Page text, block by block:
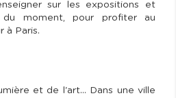
sur les expositions et
du moment, pour profiter au
à Paris.
et de l'art… Dans une ville